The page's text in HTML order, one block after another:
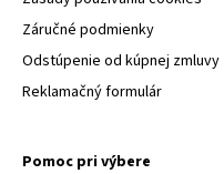
Záručné podmienky
Odstúpenie od kúpnej zmluvy
Reklamačný formulár
Pomoc pri výbere